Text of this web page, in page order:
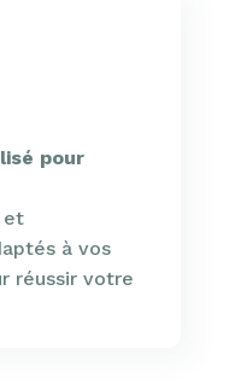
pour
et
à vos
réussir votre